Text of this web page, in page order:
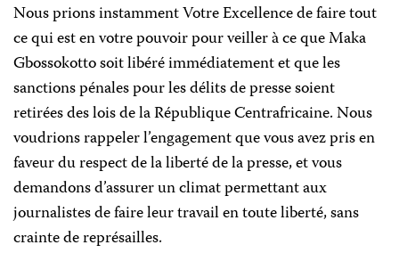
Nous prions instamment Votre Excellence de faire tout
ce qui est en votre pouvoir pour veiller à ce que Maka
Gbossokotto soit libéré immédiatement et que les
sanctions pénales pour les délits de presse soient
retirées des lois de la République Centrafricaine. Nous
voudrions rappeler l’engagement que vous avez pris en
faveur du respect de la liberté de la presse, et vous
demandons d’assurer un climat permettant aux
journalistes de faire leur travail en toute liberté, sans
crainte de représailles.